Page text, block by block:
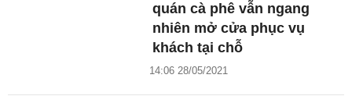
quán cà phê vẫn ngang
nhiên mở cửa phục vụ
khách tại chỗ
14:06 28/05/2021